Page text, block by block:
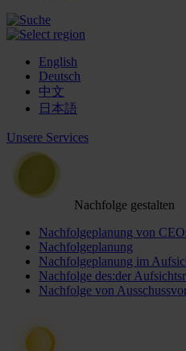
English
Deutsch
中文
日本語
Unsere Services
Nachfolge gestalten
Nachfolgeplanung von
Nachfolgeplanung
Nachfolgeplanung im
Nachfolge des:der
Nachfolge von